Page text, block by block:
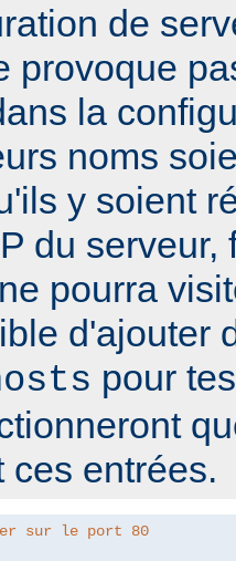
de
provoque
la
noms
y soient
du serveur,
pourra
d'ajouter
pour
ces entrées.
sur le port 80